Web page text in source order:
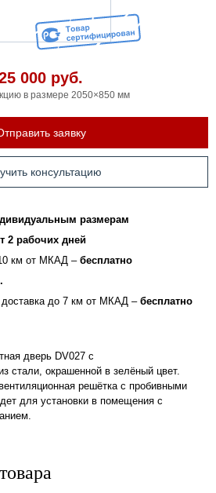
000 руб.
в размере 2050×850 мм
заявку
консультацию
размерам
2 рабочих дней
км от МКАД – бесплатно
доставка до 7 км от МКАД – бесплатно
дверь DV027 с
стали, окрашенной в зелёный цвет.
решётка с пробивными
для установки в помещения с